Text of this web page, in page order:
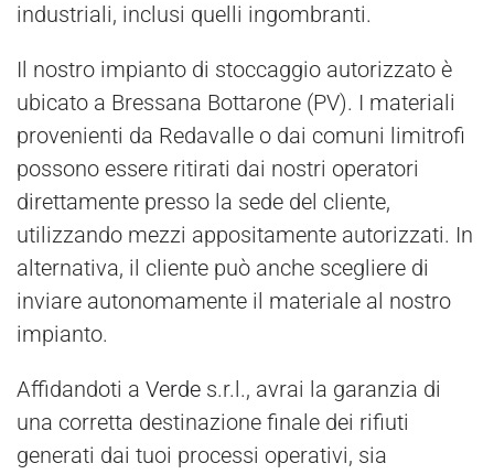
industriali, inclusi quelli ingombranti.
Il nostro impianto di stoccaggio autorizzato è
ubicato a Bressana Bottarone (PV). I materiali
provenienti da Redavalle o dai comuni limitrofi
possono essere ritirati dai nostri operatori
direttamente presso la sede del cliente,
utilizzando mezzi appositamente autorizzati. In
alternativa, il cliente può anche scegliere di
inviare autonomamente il materiale al nostro
impianto.
Affidandoti a Verde s.r.l., avrai la garanzia di
una corretta destinazione finale dei rifiuti
generati dai tuoi processi operativi, sia